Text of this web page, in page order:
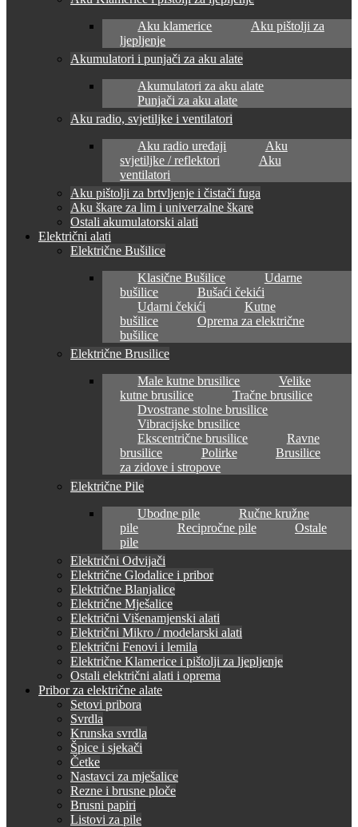
Aku klamerice
Aku pištolji za
ljepljenje
Akumulatori i punjači za aku alate
Akumulatori za aku alate
Punjači za aku alate
Aku radio, svjetiljke i ventilatori
Aku radio uređaji
Aku
svjetiljke / reflektori
Aku
ventilatori
Aku pištolji za brtvljenje i čistači fuga
Aku škare za lim i univerzalne škare
Ostali akumulatorski alati
Električni alati
Električne Bušilice
Klasične Bušilice
Udarne
bušilice
Bušaći čekići
Udarni čekići
Kutne
bušilice
Oprema za električne
bušilice
Električne Brusilice
Male kutne brusilice
Velike
kutne brusilice
Tračne brusilice
Dvostrane stolne brusilice
Vibracijske brusilice
Ekscentrične brusilice
Ravne
brusilice
Polirke
Brusilice
za zidove i stropove
Električne Pile
Ubodne pile
Ručne kružne
pile
Recipročne pile
Ostale
pile
Električni Odvijači
Električne Glodalice i pribor
Električne Blanjalice
Električne Mješalice
Električni Višenamjenski alati
Električni Mikro / modelarski alati
Električni Fenovi i lemila
Električne Klamerice i pištolji za ljepljenje
Ostali električni alati i oprema
Pribor za električne alate
Setovi pribora
Svrdla
Krunska svrdla
Špice i sjekači
Četke
Nastavci za mješalice
Rezne i brusne ploče
Brusni papiri
Listovi za pile